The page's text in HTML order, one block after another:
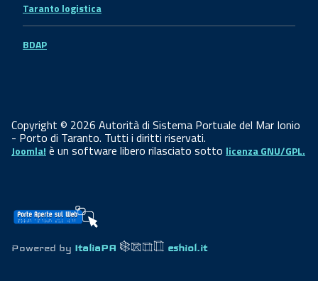
Taranto logistica
BDAP
Copyright © 2026 Autorità di Sistema Portuale del Mar Ionio
- Porto di Taranto. Tutti i diritti riservati.
Joomla! è un software libero rilasciato sotto licenza GNU/GPL.
Powered by ItaliaPA eshiol.it